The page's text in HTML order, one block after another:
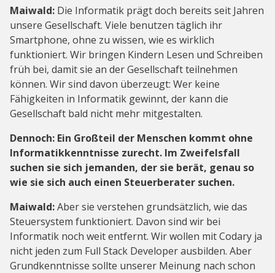
Maiwald: Die Informatik prägt doch bereits seit Jahren
unsere Gesellschaft. Viele benutzen täglich ihr
Smartphone, ohne zu wissen, wie es wirklich
funktioniert. Wir bringen Kindern Lesen und Schreiben
früh bei, damit sie an der Gesellschaft teilnehmen
können. Wir sind davon überzeugt: Wer keine
Fähigkeiten in Informatik gewinnt, der kann die
Gesellschaft bald nicht mehr mitgestalten.
Dennoch: Ein Großteil der Menschen kommt ohne
Informatikkenntnisse zurecht. Im Zweifelsfall
suchen sie sich jemanden, der sie berät, genau so
wie sie sich auch einen Steuerberater suchen.
Maiwald:Aber sie verstehen grundsätzlich, wie das
Steuersystem funktioniert. Davon sind wir bei
Informatik noch weit entfernt. Wir wollen mit Codary ja
nicht jeden zum Full Stack Developer ausbilden. Aber
Grundkenntnisse sollte unserer Meinung nach schon